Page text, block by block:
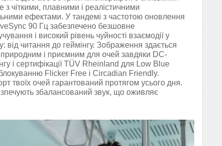
з чіткими, плавними і реалістичними
ефектами. У тандемі з частотою оновлення
90 Гц забезпечено безшовне
і високий рівень чуйності взаємодії у
від читання до геймінгу. Зображення здається
і приємним для очей завдяки DC-
і сертифікації TÜV Rheinland для Low Blue
Flicker Free і Circadian Friendly.
твоїх очей гарантований протягом усього дня.
збалансований звук, що оживляє